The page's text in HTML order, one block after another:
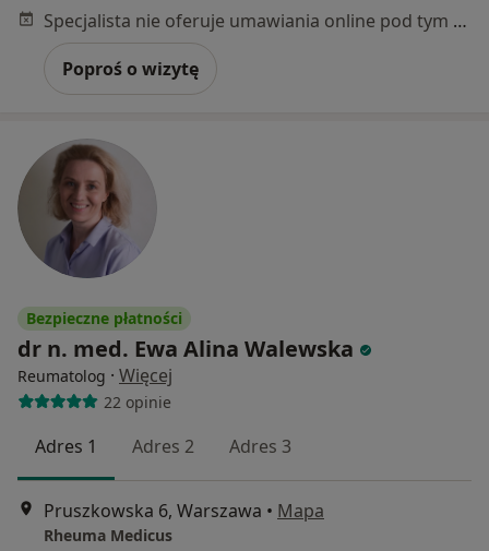
Specjalista nie oferuje umawiania online pod tym adresem.
Poproś o wizytę
Bezpieczne płatności
dr n. med. Ewa Alina Walewska
Reumatolog · Więcej
22 opinie
Adres 1 Adres 2 Adres 3
Pruszkowska 6, Warszawa • Mapa
Rheuma Medicus